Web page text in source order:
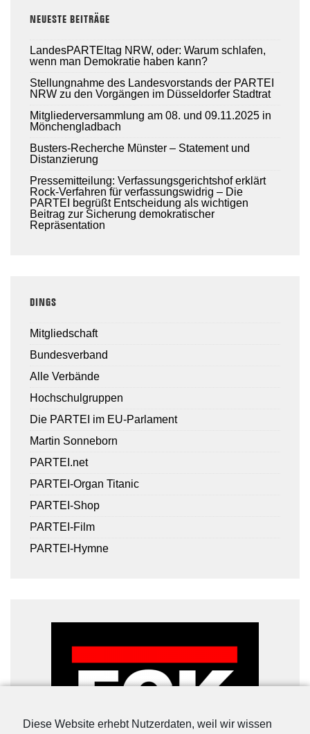
Diese Website erhebt Nutzerdaten, weil wir wissen
NEUESTE BEITRÄGE
LandesPARTEItag NRW, oder: Warum schlafen,
wenn man Demokratie haben kann?
Stellungnahme des Landesvorstands der PARTEI
NRW zu den Vorgängen im Düsseldorfer Stadtrat
Mitgliederversammlung am 08. und 09.11.2025 in
Mönchengladbach
Busters-Recherche Münster – Statement und
Distanzierung
Pressemitteilung: Verfassungsgerichtshof erklärt
Rock-Verfahren für verfassungswidrig – Die
PARTEI begrüßt Entscheidung als wichtigen
Beitrag zur Sicherung demokratischer
Repräsentation
DINGS
Mitgliedschaft
Bundesverband
Alle Verbände
Hochschulgruppen
Die PARTEI im EU-Parlament
Martin Sonneborn
PARTEI.net
PARTEI-Organ Titanic
PARTEI-Shop
PARTEI-Film
PARTEI-Hymne